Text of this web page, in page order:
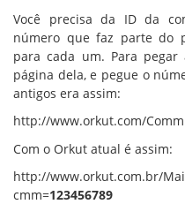
Você precisa da ID da
número que faz parte do
para cada um. Para
página dela, e pegue o
antigos era assim:
http://www.orkut.com/
Com o Orkut atual é assim:
http://www.orkut.com.br/
cmm=123456789